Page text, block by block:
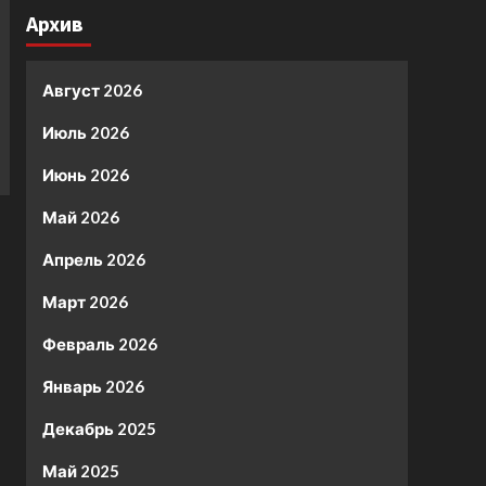
Архив
Август 2026
Июль 2026
Июнь 2026
Май 2026
Апрель 2026
Март 2026
Февраль 2026
Январь 2026
Декабрь 2025
Май 2025